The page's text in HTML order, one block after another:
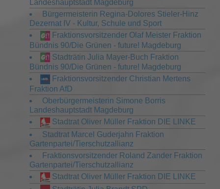
Landeshauptstadt Magdeburg
Bürgermeisterin Regina-Dolores Stieler-Hinz
Dezernat IV - Kultur, Schule und Sport
Fraktionsvorsitzender Olaf Meister Fraktion
Bündnis 90/Die Grünen - future! Magdeburg
Stadträtin Julia Mayer-Buch Fraktion
Bündnis 90/Die Grünen - future! Magdeburg
Fraktionsvorsitzender Christian Mertens
Fraktion AfD
Oberbürgermeisterin Simone Borris
Landeshauptstadt Magdeburg
Stadtrat Oliver Müller Fraktion DIE LINKE
Stadtrat Marcel Guderjahn Fraktion
Gartenpartei/Tierschutzallianz
Fraktionsvorsitzender Roland Zander Fraktion
Gartenpartei/Tierschutzallianz
Stadtrat Oliver Müller Fraktion DIE LINKE